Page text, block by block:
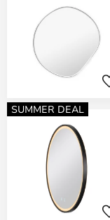
SUMMER DEAL